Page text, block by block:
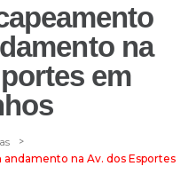
na
em
>
na Av. dos Esportes